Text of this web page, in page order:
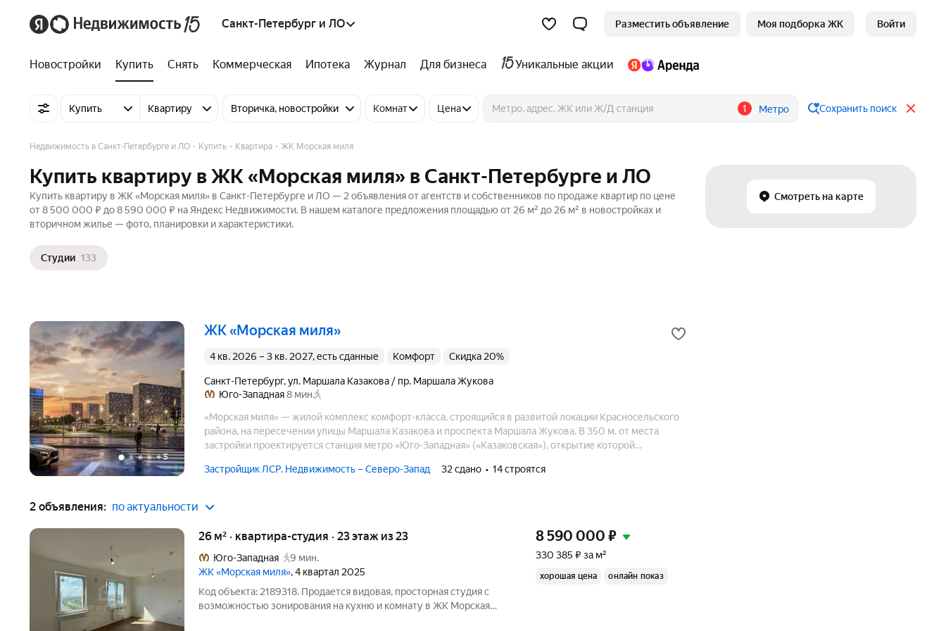
Санкт-Петербург и ЛО Разместить объявление Моя подборка ЖК Войти
Новостройки Купить Снять Коммерческая Ипотека Журнал Для бизнеса Уникальные акции
Купить Квартиру Вторичка, новостройки Комнат Цена 1 Метро Сохранить поиск
Смотреть на карте
Недвижимость в Санкт-Петербурге и ЛО Купить Квартира ЖК Морская миля
Купить квартиру в ЖК «Морская миля» в Санкт-Петербурге и ЛО
Купить квартиру в ЖК «Морская миля» в Санкт-Петербурге и ЛО — 2 объявления от агентств и собственников по продаже квартир по цене
от 8 500 000 ₽ до 8 590 000 ₽ на Яндекс Недвижимости. В нашем каталоге предложения площадью от 26 м² до 26 м² в новостройках и
вторичном жилье — фото, планировки и характеристики.
Студии 133
ЖК «Морская миля»
4 кв. 2026 – 3 кв. 2027, есть сданные комфорт Скидка 20%
Юго-Западная8 мин.
Санкт-Петербург,ул. Маршала Казакова / пр. Маршала Жукова
«Морская миля» — жилой комплекс комфорт-класса, строящийся в развитой локации Красносельского
района, на пересечении улицы Маршала Казакова и проспекта Маршала Жукова. В 350 м. от места
застройки проектируется станция метро «Юго-Западная» («Казаковская»), открытие которой
строительство детского сада и школы, на первых этажах разместятся магазины и сервисы.
Застройщик ЛСР. Недвижимость – Северо-Запад 32 сдано 14 строятся
+5
2 объявления: по актуальности
26 м² · квартира-студия · 23 этаж из 23
Юго-Западная
9 мин.
ЖК «Морская миля», 4 квартал 2025
Код объекта: 2189318. Продaется видовая, просторная студия с
возможностью зонирования на кухню и комнату в ЖК Моpcкая
8 590 000 ₽
330 385 ₽ за м²
хорошая цена онлайн показ